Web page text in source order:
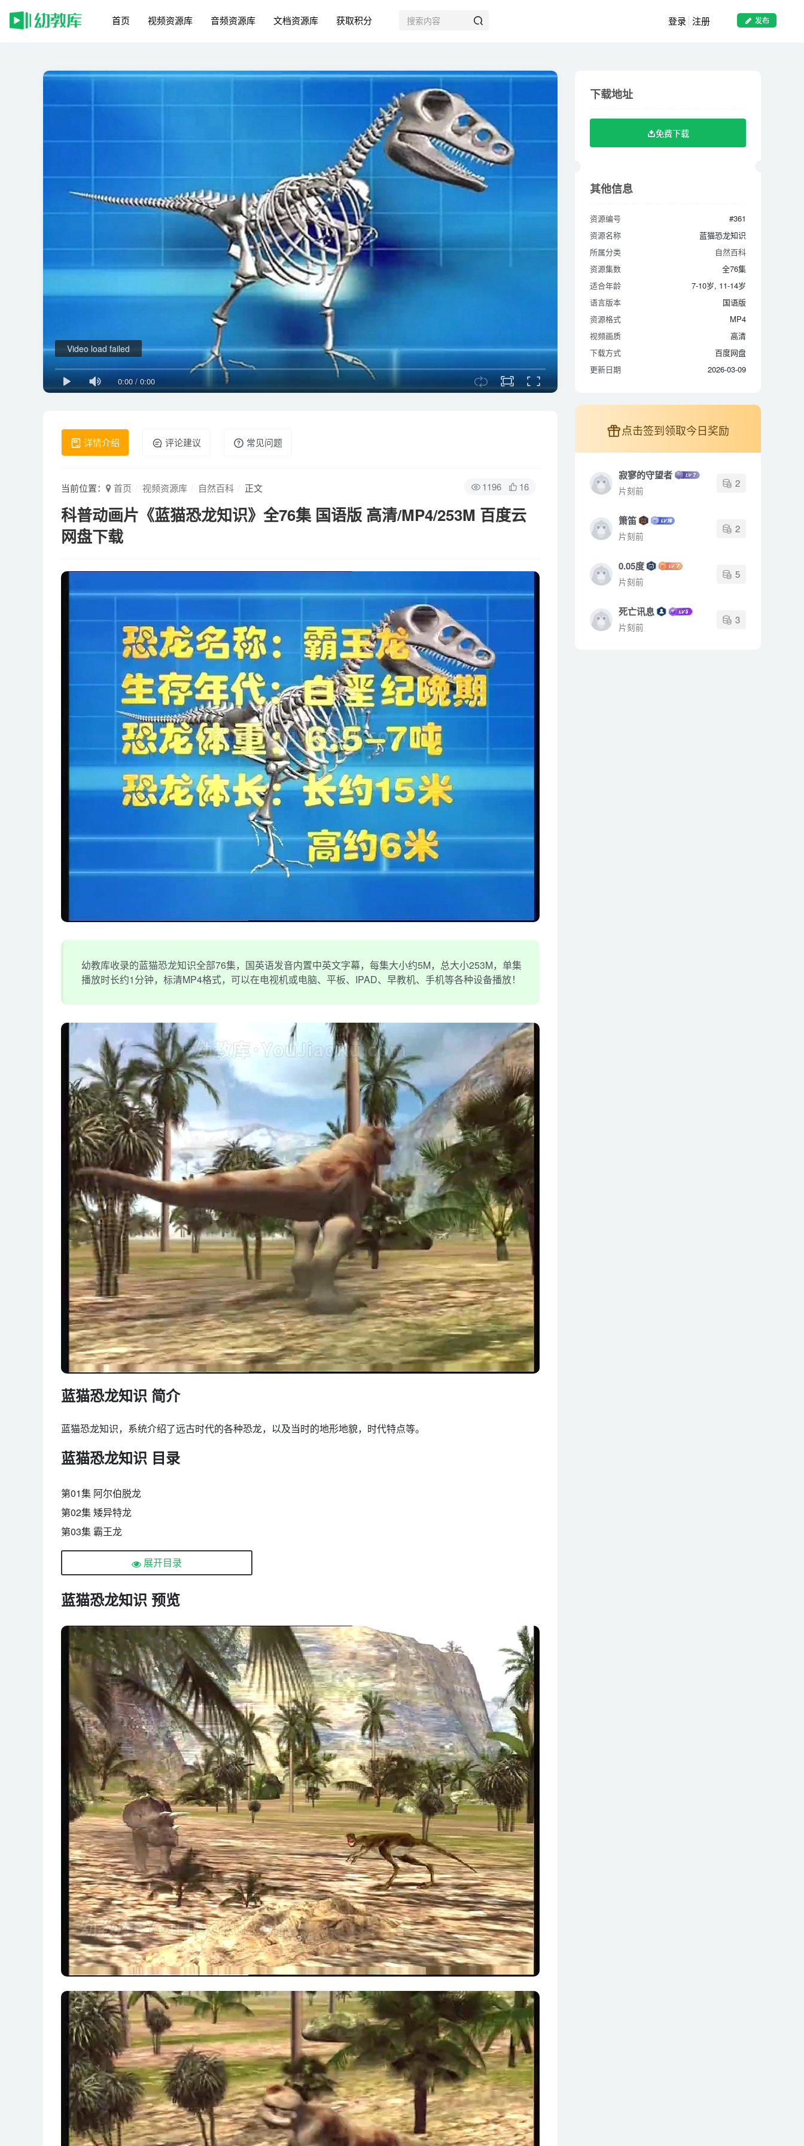
首页 视频资源库 音频资源库 文档资源库 获取积分 发布
登录 注册
0:00/0:00
Video load failed
详情介绍 评论建议 常见问题
1196 16
当前位置： 首页 视频资源库 自然百科 正文
科普动画片《蓝猫恐龙知识》全76集 国语版 高清/MP4/253M 百度云
网盘下载
幼教库收录的蓝猫恐龙知识全部76集，国英语发音内置中英文字幕，每集大小约5M，总大小253M，单集
播放时长约1分钟，标清MP4格式，可以在电视机或电脑、平板、IPAD、早教机、手机等各种设备播放！
蓝猫恐龙知识 简介
蓝猫恐龙知识，系统介绍了远古时代的各种恐龙，以及当时的地形地貌，时代特点等。
蓝猫恐龙知识 目录
第01集 阿尔伯脱龙
第02集 矮异特龙
第03集 霸王龙
第04集 霸王龙下
第07集 板龙下
第08集 并合踝龙
第09集 布鳄
第10集 慈母龙
第11集 达斯布雷龙
第12集 大眼鱼龙
第13集 钉状龙
第14集 多刺甲龙
第15集 鳄鱼
第16集 额龙
第17集 风神翼龙
第18集 贵州龙
第19集 和平永川龙
第20集 黑瑞龙
第21集 喙头蜥
第22集 喙嘴龙
第23集 火山齿龙
第24集 棘背龙
第25集 棘龙
第26集 棘龙的帆状脊有什么作用
第27集 甲龙
第28集 角鼻龙
第29集 角冠龙
第30集 恐龙也有一颗慈爱的父母心
第31集 恐爪龙
第32集 快盗龙
第33集 芦沟龙
第34集 蛮龙
展开目录
蓝猫恐龙知识 预览
免费下载
资源名称
蓝猫恐龙知识
所属分类
自然百科
资源集数
全76集
适合年龄
7-10岁, 11-14岁
语言版本
国语版
资源格式
MP4
视频画质
高清
下载方式
百度网盘
更新日期
2026-03-09
下载地址
免费下载
其他信息
资源编号
#361
资源名称
蓝猫恐龙知识
所属分类
自然百科
资源集数
全76集
适合年龄
7-10岁, 11-14岁
语言版本
国语版
资源格式
MP4
视频画质
高清
下载方式
百度网盘
更新日期
2026-03-09
点击签到领取今日奖励
寂寥的守望者
片刻前
2
箫笛
片刻前
2
0.05度
片刻前
5
死亡讯息
片刻前
3